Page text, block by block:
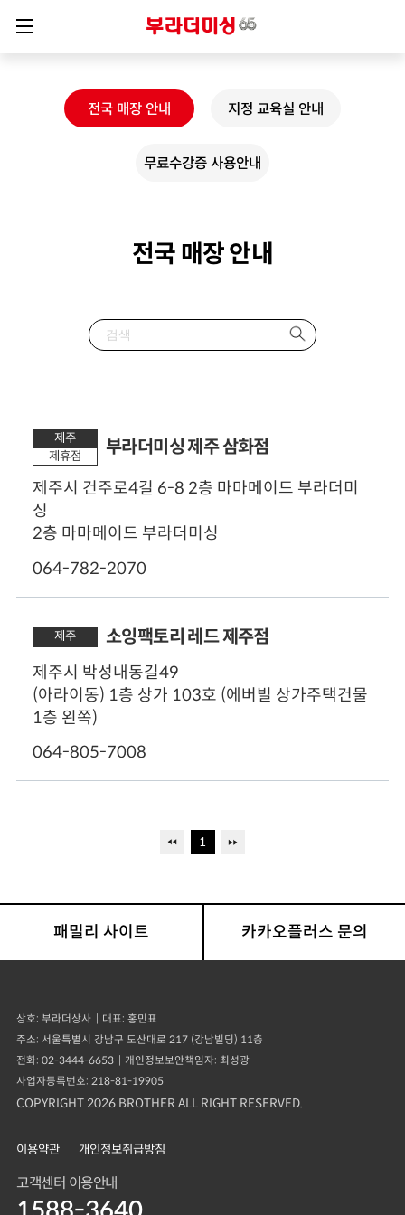
전국 매장 안내 지정 교육실 안내
무료수강증 사용안내
전국 매장 안내
제주
제휴점
부라더미싱 제주 삼화점
제주시 건주로4길 6-8 2층 마마메이드 부라더미
싱
2층 마마메이드 부라더미싱
064-782-2070
주차
전화문의
제주 소잉팩토리 레드 제주점
제주시 박성내동길49
(아라이동) 1층 상가 103호 (에버빌 상가주택건물
1층 왼쪽)
064-805-7008
바로가기
1
패밀리 사이트 카카오플러스 문의
상호 부라더상사 대표 홍민표
주소 서울특별시 강남구 도산대로 217 (강남빌딩) 11층
전화 02-3444-6653 개인정보보안책임자 최성광
사업자등록번호 218-81-19905
COPYRIGHT 2026 BROTHER ALL RIGHT RESERVED.
이용약관 개인정보취급방침
고객센터 이용안내